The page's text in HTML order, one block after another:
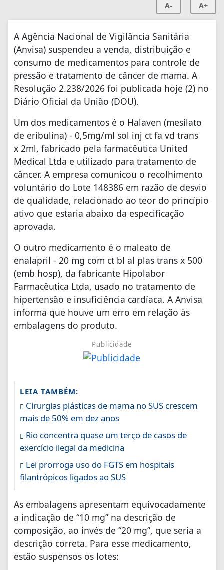
A- A+
A Agência Nacional de Vigilância Sanitária
(Anvisa) suspendeu a venda, distribuição e
consumo de medicamentos para controle de
pressão e tratamento de câncer de mama. A
Resolução 2.238/2026 foi publicada hoje (2) no
Diário Oficial da União (DOU).
Um dos medicamentos é o Halaven (mesilato
de eribulina) - 0,5mg/ml sol inj ct fa vd trans
x 2ml, fabricado pela farmacêutica United
Medical Ltda e utilizado para tratamento de
câncer. A empresa comunicou o recolhimento
voluntário do Lote 148386 em razão de desvio
de qualidade, relacionado ao teor do princípio
ativo que estaria abaixo da especificação
aprovada.
O outro medicamento é o maleato de
enalapril - 20 mg com ct bl al plas trans x 500
(emb hosp), da fabricante Hipolabor
Farmacêutica Ltda, usado no tratamento de
hipertensão e insuficiência cardíaca. A Anvisa
informa que houve um erro em relação às
embalagens do produto.
Publicidade
LEIA TAMBÉM:
Cirurgias plásticas de mama no SUS crescem
mais de 50% em dez anos
Rio concentra quase um terço de casos de
exercício ilegal da medicina
Lei prorroga uso do FGTS em hospitais
filantrópicos ligados ao SUS
As embalagens apresentam equivocadamente
a indicação de “10 mg” na descrição de
composição, ao invés de “20 mg”, que seria a
descrição correta. Para esse medicamento,
estão suspensos os lotes: